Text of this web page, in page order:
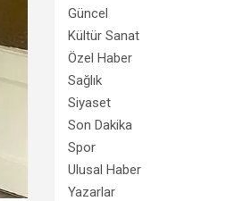
Güncel
Kültür Sanat
Özel Haber
Sağlık
Siyaset
Son Dakika
Spor
Ulusal Haber
Yazarlar